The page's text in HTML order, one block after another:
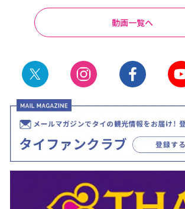
動画一覧へ